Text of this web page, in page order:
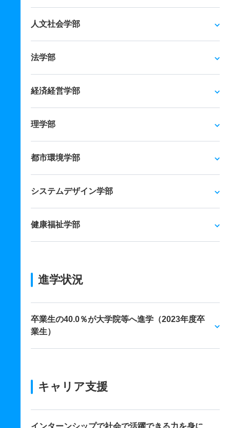
人文社会学部
法学部
経済経営学部
理学部
都市環境学部
システムデザイン学部
健康福祉学部
進学状況
卒業生の40.0％が大学院等へ進学（2023年度卒
業生）
キャリア支援
インターンシップで社会で活躍できる力を身に